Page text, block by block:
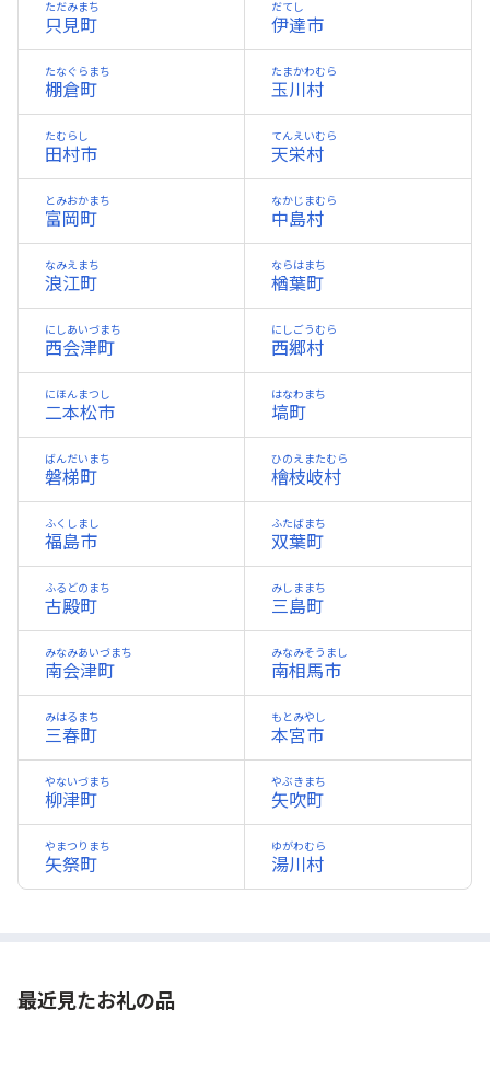
只見町
ただみまち
伊達市
だてし
棚倉町
たなぐらまち
玉川村
たまかわむら
田村市
たむらし
天栄村
てんえいむら
富岡町
とみおかまち
中島村
なかじまむら
浪江町
なみえまち
楢葉町
ならはまち
西会津町
にしあいづまち
西郷村
にしごうむら
二本松市
にほんまつし
塙町
はなわまち
磐梯町
ばんだいまち
檜枝岐村
ひのえまたむら
福島市
ふくしまし
双葉町
ふたばまち
古殿町
ふるどのまち
三島町
みしままち
南会津町
みなみあいづまち
南相馬市
みなみそうまし
三春町
みはるまち
本宮市
もとみやし
柳津町
やないづまち
矢吹町
やぶきまち
矢祭町
やまつりまち
湯川村
ゆがわむら
最近見たお礼の品